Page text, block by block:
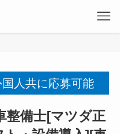
人共に応募可能
整備士[マツダ正